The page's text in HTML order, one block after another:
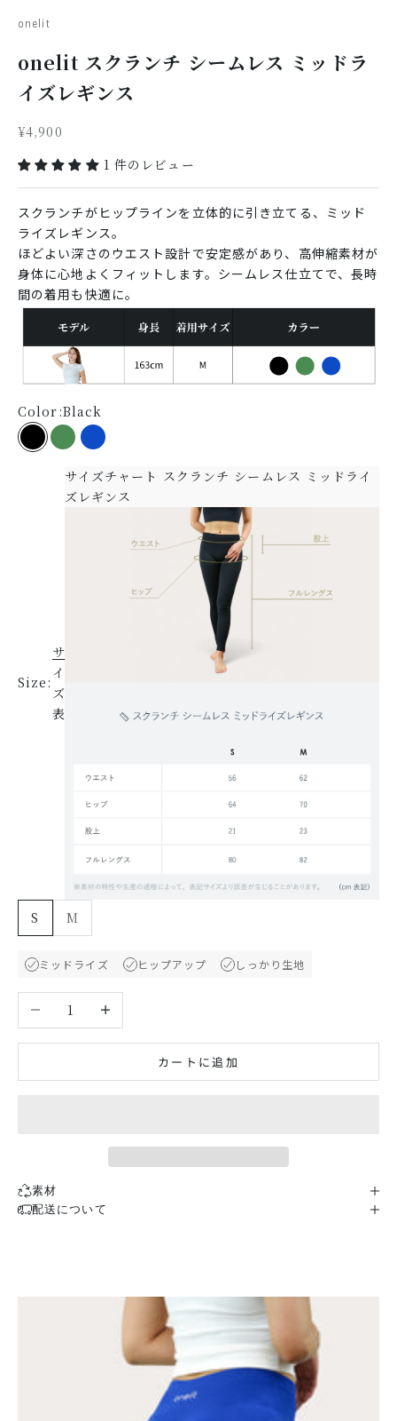
onelit
onelit スクランチ シームレス ミッドラ
イズレギンス
セール価格
¥4,900
1 件のレビュー
スクランチがヒップラインを立体的に引き立てる、ミッド
ライズレギンス。
ほどよい深さのウエスト設計で安定感があり、高伸縮素材が
身体に心地よくフィットします。シームレス仕立てで、長時
間の着用も快適に。
Color:Black
BlackMeadow Green
Bold Cobalt
Size:
サ
イ
ズ
表
サイズチャート スクランチ シームレス ミッドライ
ズレギンス
S M
ミッドライズ ヒップアップ しっかり生地
数量を減らす 数量を増やす
カートに追加
素材
配送について